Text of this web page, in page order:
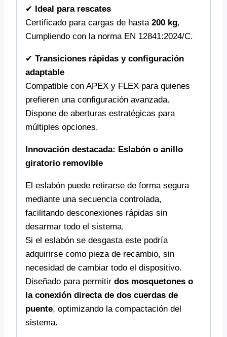
✔ Ideal para rescates
Certificado para cargas de hasta 200 kg,
Cumpliendo con la norma EN 12841:2024/C.
✔ Transiciones rápidas y configuración
adaptable
Compatible con APEX y FLEX para quienes
prefieren una configuración avanzada.
Dispone de aberturas estratégicas para
múltiples opciones.
Innovación destacada: Eslabón o anillo
giratorio removible
El eslabón puede retirarse de forma segura
mediante una secuencia controlada,
facilitando desconexiones rápidas sin
desarmar todo el sistema.
Si el eslabón se desgasta este podría
adquirirse como pieza de recambio, sin
necesidad de cambiar todo el dispositivo.
Diseñado para permitir dos mosquetones o
la conexión directa de dos cuerdas de
puente, optimizando la compactación del
sistema.